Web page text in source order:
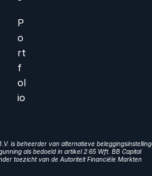
P
o
rt
f
ol
io
is beheerder van alternatieve
als bedoeld in artikel 2:65 Wft. BB Capital
toezicht van de Autoriteit Financiële Markten